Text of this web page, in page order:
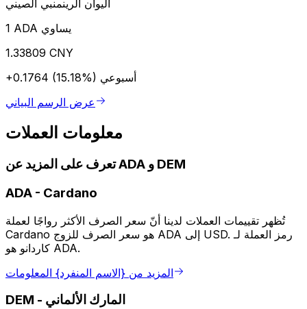
اليوان الرينمنبي الصيني
1 ADA يساوي
1.33809 CNY
+0.1764 (15.18%) أسبوعي
عرض الرسم البياني
معلومات العملات
تعرف على المزيد عن ADA و DEM
ADA - Cardano
تُظهر تقييمات العملات لدينا أنّ سعر الصرف الأكثر رواجًا لعملة
Cardano هو سعر الصرف للزوج ADA إلى USD. رمز العملة لـ
كاردانو هو ADA.
المزيد من {الاسم المنفرد} المعلومات
DEM - المارك الألماني